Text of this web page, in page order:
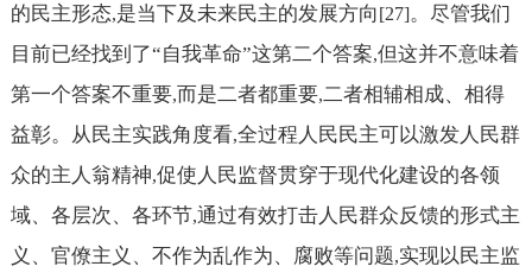
的民主形态,是当下及未来民主的发展方向[27]。尽管我们
目前已经找到了“自我革命”这第二个答案,但这并不意味着
第一个答案不重要,而是二者都重要,二者相辅相成、相得
益彰。从民主实践角度看,全过程人民民主可以激发人民群
众的主人翁精神,促使人民监督贯穿于现代化建设的各领
域、各层次、各环节,通过有效打击人民群众反馈的形式主
义、官僚主义、不作为乱作为、腐败等问题,实现以民主监